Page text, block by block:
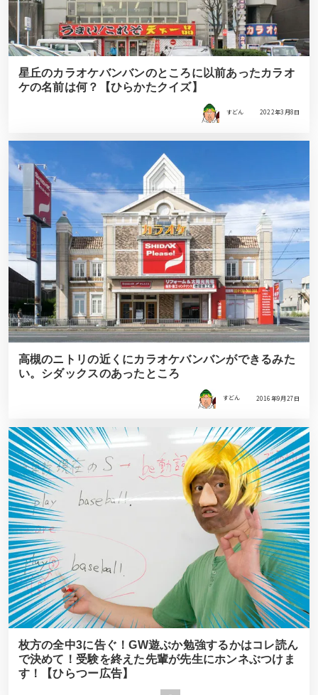
星丘のカラオケバンバンのところに以前あったカラオ
ケの名前は何？【ひらかたクイズ】
すどん 2022年3月8日
高槻のニトリの近くにカラオケバンバンができるみた
い。シダックスのあったところ
すどん 2016年9月27日
枚方の全中3に告ぐ！GW遊ぶか勉強するかはコレ読ん
で決めて！受験を終えた先輩が先生にホンネぶつけま
す！【ひらつー広告】